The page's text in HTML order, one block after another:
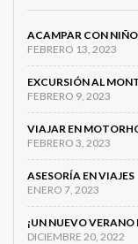
ACAMPAR CON
FEBRERO 13, 2023
EXCURSIÓN AL
FEBRERO 9, 2023
VIAJAR EN
FEBRERO 3, 2023
ASESORÍA EN VIAJES
ENERO 7, 2023
¡UN NUEVO
DICIEMBRE 20, 2022